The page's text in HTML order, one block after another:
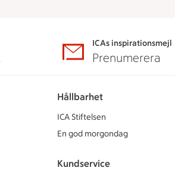
ICAs inspirationsmejl
Prenumerera
Hållbarhet
ICA Stiftelsen
En god morgondag
Kundservice